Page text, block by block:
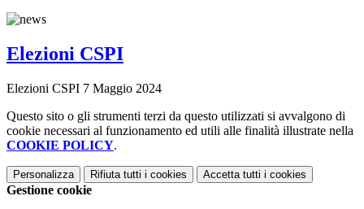
Elezioni CSPI
Elezioni CSPI 7 Maggio 2024
Questo sito o gli strumenti terzi da questo utilizzati si avvalgono di
cookie necessari al funzionamento ed utili alle finalità illustrate nella
COOKIE POLICY.
Personalizza Rifiuta tutti i cookies Accetta tutti i cookies
Gestione cookie